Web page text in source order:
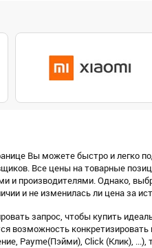
Вы можете быстро и легко
Все цены на товарные
и производителями. Однако,
и не изменилась ли цена за
запрос, чтобы купить
конкретизировать
Payme(Пэйми), Click (Клик), ...),